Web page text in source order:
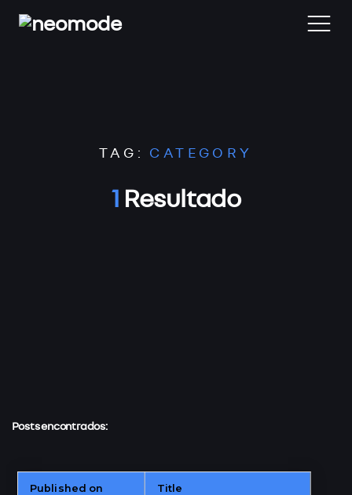
Blog
Desarrollo Web
TAG: CATEGORY
1 Resultado
Posts encontrados:
Published on Title